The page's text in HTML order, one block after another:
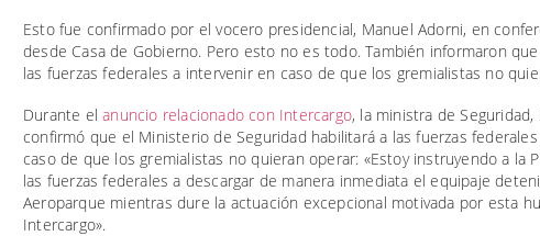
Esto fue confirmado por el vocero presidencial, Manuel Adorni, en
desde Casa de Gobierno. Pero esto no es todo. También informaron
las fuerzas federales a intervenir en caso de que los gremialistas no
Durante elanuncio relacionado con Intercargo, la ministra de Seguridad,
confirmó que el Ministerio de Seguridad habilitará a las fuerzas
caso de que los gremialistas no quieran operar: «Estoy instruyendo a la
las fuerzas federales a descargar de manera inmediata el equipaje
Aeroparque mientras dure la actuación excepcional motivada por esta
Intercargo».